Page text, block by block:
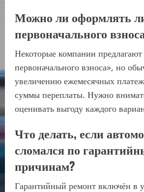
Можно ли оформлять
первоначального
Некоторые компании
первоначального взноса», но
увеличению ежемесячных
суммы переплаты. Нужно
оценивать выгоду каждого
Что делать, если
сломался по
причинам?
Гарантийный ремонт включён в